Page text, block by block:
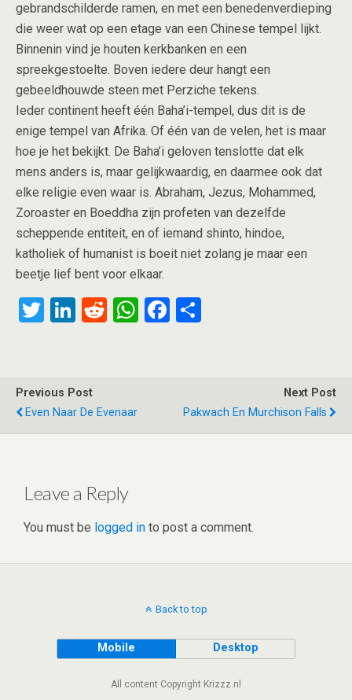
gebrandschilderde ramen, en met een benedenverdieping
die weer wat op een etage van een Chinese tempel lijkt.
Binnenin vind je houten kerkbanken en een
spreekgestoelte. Boven iedere deur hangt een
gebeeldhouwde steen met Perziche tekens.
Ieder continent heeft één Baha’i-tempel, dus dit is de
enige tempel van Afrika. Of één van de velen, het is maar
hoe je het bekijkt. De Baha’i geloven tenslotte dat elk
mens anders is, maar gelijkwaardig, en daarmee ook dat
elke religie even waar is. Abraham, Jezus, Mohammed,
Zoroaster en Boeddha zijn profeten van dezelfde
scheppende entiteit, en of iemand shinto, hindoe,
katholiek of humanist is boeit niet zolang je maar een
beetje lief bent voor elkaar.
T
er
Li
dI
n
R
t
W
p
F
o
Previous Post
Even Naar De Evenaar
Next Post
Pakwach En Murchison Falls
Leave a Reply
You must be logged in to post a comment.
Back to top
Mobile Desktop
All content Copyright Krizzz.nl